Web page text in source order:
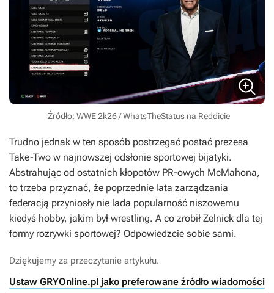
Źródło: WWE 2k26 / WhatsTheStatus na Reddicie
Trudno jednak w ten sposób postrzegać postać prezesa
Take-Two w najnowszej odsłonie sportowej bijatyki.
Abstrahując od ostatnich kłopotów PR-owych McMahona,
to trzeba przyznać, że poprzednie lata zarządzania
federacją przyniosły nie lada popularność niszowemu
kiedyś hobby, jakim był wrestling. A co zrobił Zelnick dla tej
formy rozrywki sportowej? Odpowiedzcie sobie sami.
Dziękujemy za przeczytanie artykułu.
Ustaw GRYOnline.pl jako preferowane źródło wiadomości